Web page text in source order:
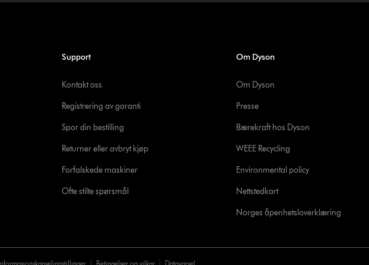
Support
Kontakt oss
Registrering av garanti
Spor din bestilling
Returner eller avbryt kjøp
Forfalskede maskiner
Ofte stilte spørsmål
Om Dyson
Om Dyson
Presse
Bærekraft hos Dyson
WEEE Recycling
Environmental policy
Nettstedkart
Norges åpenhetsloverklæring